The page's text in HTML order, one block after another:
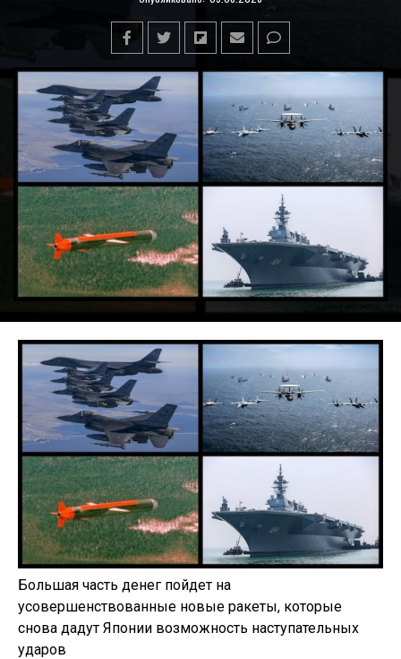
Большая часть денег пойдет на
усовершенствованные новые ракеты, которые
снова дадут Японии возможность наступательных
ударов